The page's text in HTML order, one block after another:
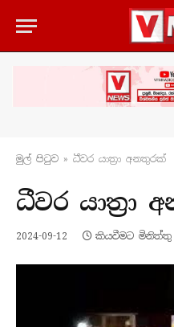
මුල් පිටු​ව » ධීවර යාත්‍රා අනතුරක්
ධීවර යාත්‍රා
2024-09-12 කියවීමට මිනිත්තු